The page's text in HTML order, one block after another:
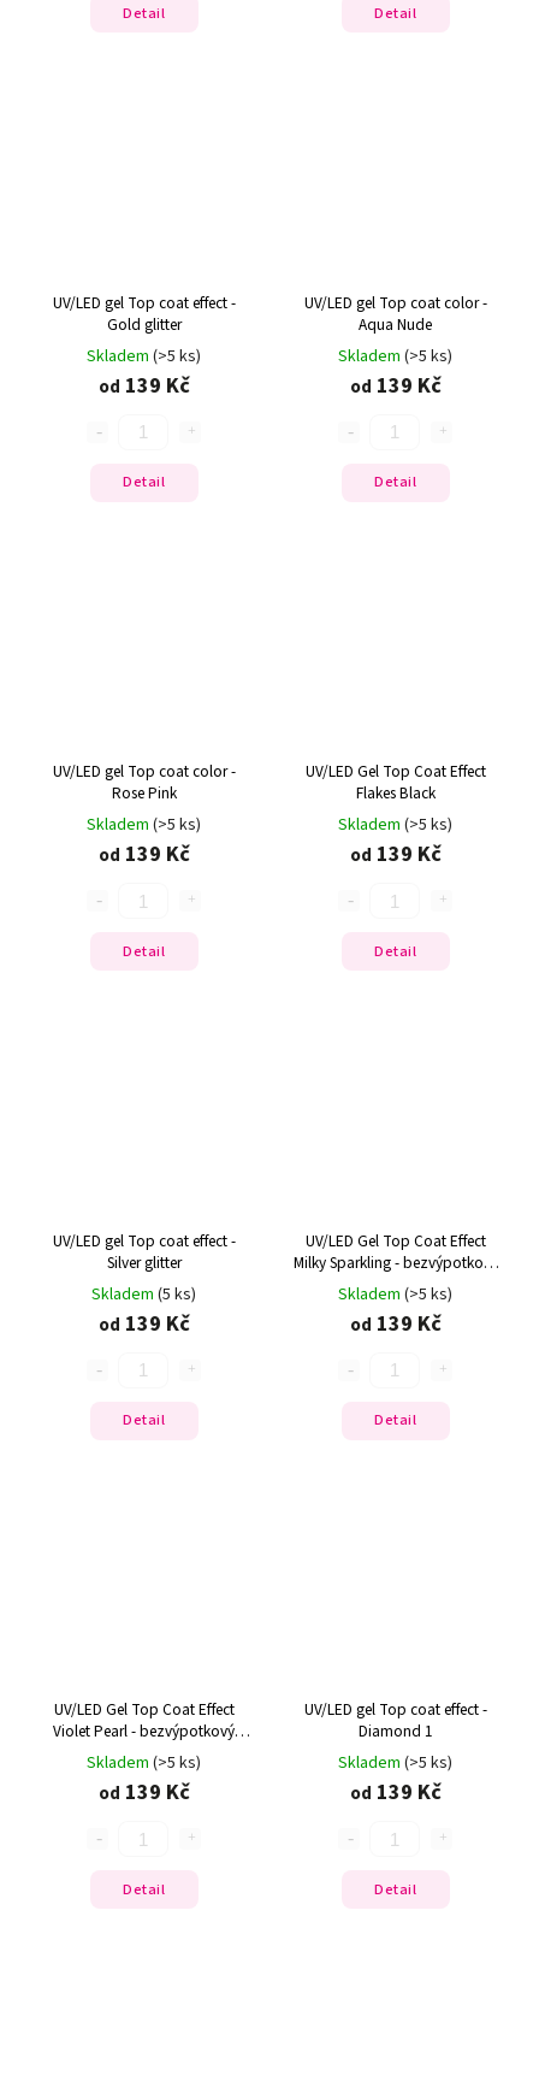
Detail Detail
UV/LED gel Top coat effect -
Gold glitter
Skladem (>5 ks)
od 139 Kč
Detail
UV/LED gel Top coat color -
Aqua Nude
Skladem (>5 ks)
od 139 Kč
Detail
UV/LED gel Top coat color -
Rose Pink
Skladem (>5 ks)
od 139 Kč
Detail
UV/LED Gel Top Coat Effect
Flakes Black
Skladem (>5 ks)
od 139 Kč
Detail
UV/LED gel Top coat effect -
Silver glitter
Skladem (5 ks)
od 139 Kč
Detail
UV/LED Gel Top Coat Effect
Milky Sparkling - bezvýpotkový
efektový lesk
Skladem (>5 ks)
od 139 Kč
Detail
UV/LED Gel Top Coat Effect
Violet Pearl - bezvýpotkový
efektový lesk
Skladem (>5 ks)
od 139 Kč
Detail
UV/LED gel Top coat effect -
Diamond 1
Skladem (>5 ks)
od 139 Kč
Detail